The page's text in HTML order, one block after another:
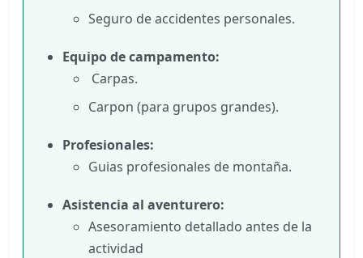
Seguro de accidentes personales.
Equipo de campamento:
Carpas.
Carpon (para grupos grandes).
Profesionales:
Guias profesionales de montaña.
Asistencia al aventurero:
Asesoramiento detallado antes de la
actividad